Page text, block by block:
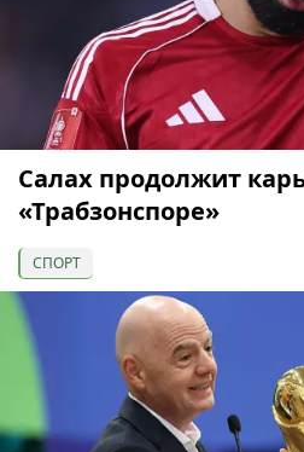
Салах продолжит
«Трабзонспоре»
СПОРТ